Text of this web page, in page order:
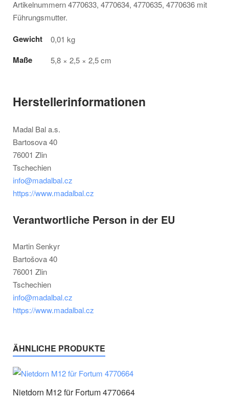
Artikelnummern 4770633, 4770634, 4770635, 4770636 mit
Führungsmutter.
Gewicht 0,01 kg
Maße 5,8 × 2,5 × 2,5 cm
Herstellerinformationen
Madal Bal a.s.
Bartosova 40
76001 Zlin
Tschechien
info@madalbal.cz
https://www.madalbal.cz
Verantwortliche Person in der EU
Martin Senkyr
Bartošova 40
76001 Zlin
Tschechien
info@madalbal.cz
https://www.madalbal.cz
ÄHNLICHE PRODUKTE
Nietdorn M12 für Fortum 4770664